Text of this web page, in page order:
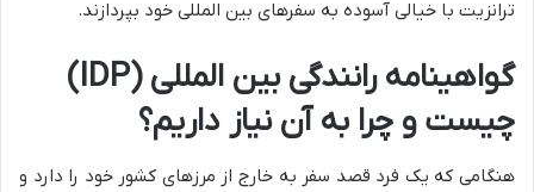
ترانزیت با خیالی آسوده به سفرهای بین المللی خود بپردازند.
گواهینامه رانندگی بین المللی (IDP)
چیست و چرا به آن نیاز داریم؟
هنگامی که یک فرد قصد سفر به خارج از مرزهای کشور خود را دارد و